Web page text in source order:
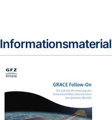
Informationsmaterial